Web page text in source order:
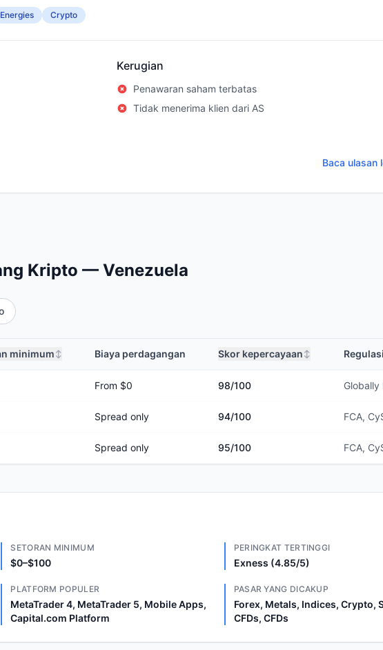
Energies Crypto
Kerugian
Penawaran saham terbatas
Tidak menerima klien dari AS
Baca ulasan
Kripto — Venezuela
minimum ↕ Biaya perdagangan Skor kepercayaan ↕ Regulasi
From $0 98/100 Globally
Spread only 94/100 FCA,
Spread only 95/100 FCA,
SETORAN MINIMUM
$0–$100
PERINGKAT TERTINGGI
Exness (4.85/5)
PLATFORM POPULER
MetaTrader 4, MetaTrader 5, Mobile Apps,
Capital.com Platform
PASAR YANG DICAKUP
Forex, Metals, Indices, Crypto,
CFDs, CFDs